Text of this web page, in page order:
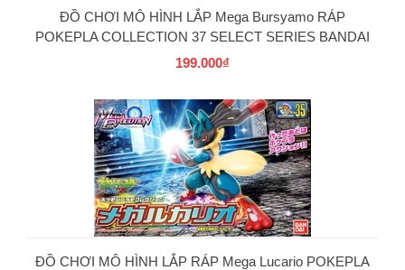
ĐỒ CHƠI MÔ HÌNH LẮP Mega Bursyamo RÁP
POKEPLA COLLECTION 37 SELECT SERIES BANDAI
199.000₫
ĐỒ CHƠI MÔ HÌNH LẮP RÁP Mega Lucario POKEPLA